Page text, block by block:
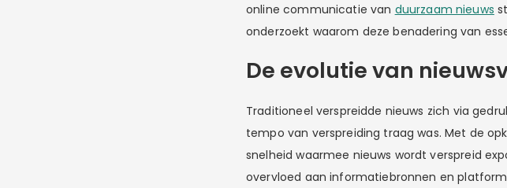
online communicatie van duurzaam nieuws
onderzoekt waarom deze benadering van
De evolutie van
Traditioneel verspreidde nieuws zich via
tempo van verspreiding traag was. Met de
snelheid waarmee nieuws wordt verspreid
overvloed aan informatiebronnen en